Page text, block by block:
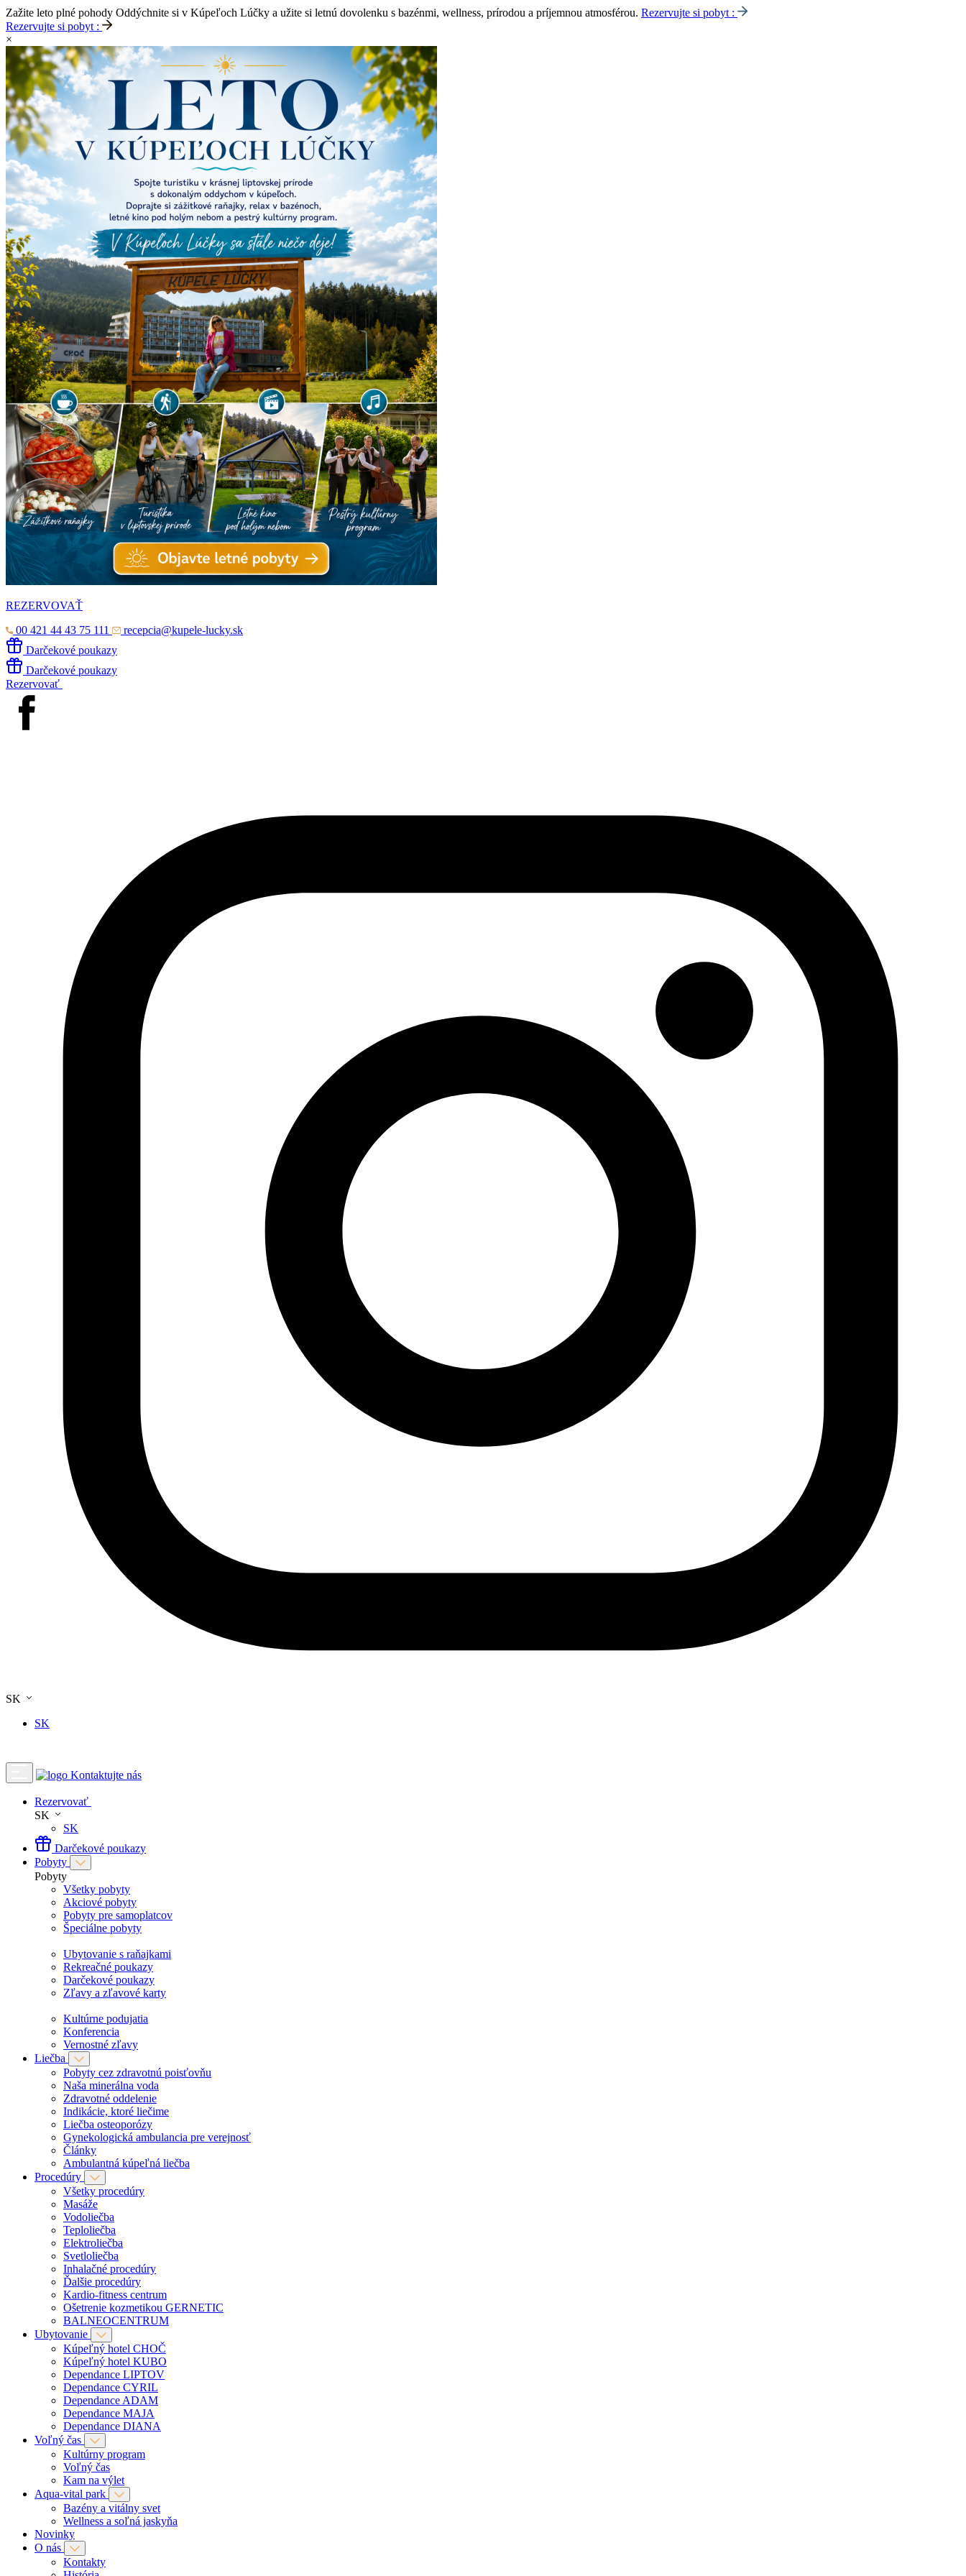
Zažite leto plné pohody Oddýchnite si v Kúpeľoch Lúčky a užite si letnú dovolenku s bazénmi, wellness, prírodou a príjemnou atmosférou. Rezervujte si pobyt :
Rezervujte si pobyt :
×
REZERVOVAŤ
00 421 44 43 75 111
recepcia@kupele-lucky.sk
Darčekové poukazy
Darčekové poukazy
Rezervovať
SK
SK
Kontaktujte nás
Rezervovať
SK
SK
Darčekové poukazy
Pobyty
Pobyty
Všetky pobyty
Akciové pobyty
Pobyty pre samoplatcov
Špeciálne pobyty
Ubytovanie s raňajkami
Rekreačné poukazy
Darčekové poukazy
Zľavy a zľavové karty
Kultúrne podujatia
Konferencia
Vernostné zľavy
Liečba
Pobyty cez zdravotnú poisťovňu
Naša minerálna voda
Zdravotné oddelenie
Indikácie, ktoré liečime
Liečba osteoporózy
Gynekologická ambulancia pre verejnosť
Články
Ambulantná kúpeľná liečba
Procedúry
Všetky procedúry
Masáže
Vodoliečba
Teploliečba
Elektroliečba
Svetloliečba
Inhalačné procedúry
Ďalšie procedúry
Kardio-fitness centrum
Ošetrenie kozmetikou GERNETIC
BALNEOCENTRUM
Ubytovanie
Kúpeľný hotel CHOČ
Kúpeľný hotel KUBO
Dependance LIPTOV
Dependance CYRIL
Dependance ADAM
Dependance MAJA
Dependance DIANA
Voľný čas
Kultúrny program
Voľný čas
Kam na výlet
Aqua-vital park
Bazény a vitálny svet
Wellness a soľná jaskyňa
Novinky
O nás
Kontakty